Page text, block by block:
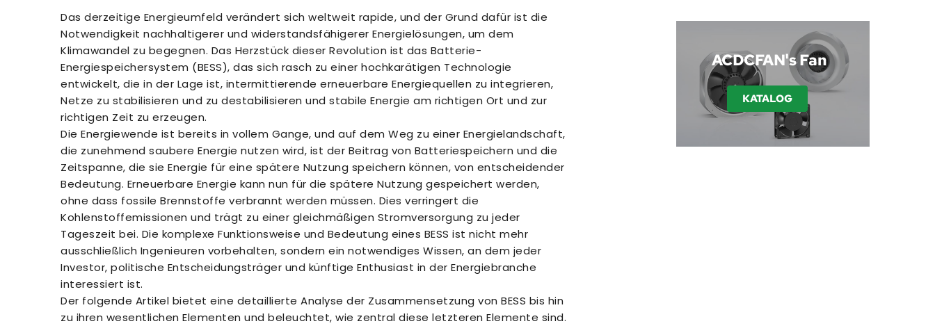
Das derzeitige Energieumfeld verändert sich weltweit rapide, und der Grund dafür ist die
Notwendigkeit nachhaltigerer und widerstandsfähigerer Energielösungen, um dem
Klimawandel zu begegnen. Das Herzstück dieser Revolution ist das Batterie-
Energiespeichersystem (BESS), das sich rasch zu einer hochkarätigen Technologie
entwickelt, die in der Lage ist, intermittierende erneuerbare Energiequellen zu integrieren,
Netze zu stabilisieren und zu destabilisieren und stabile Energie am richtigen Ort und zur
richtigen Zeit zu erzeugen.
Die Energiewende ist bereits in vollem Gange, und auf dem Weg zu einer Energielandschaft,
die zunehmend saubere Energie nutzen wird, ist der Beitrag von Batteriespeichern und die
Zeitspanne, die sie Energie für eine spätere Nutzung speichern können, von entscheidender
Bedeutung. Erneuerbare Energie kann nun für die spätere Nutzung gespeichert werden,
ohne dass fossile Brennstoffe verbrannt werden müssen. Dies verringert die
Kohlenstoffemissionen und trägt zu einer gleichmäßigen Stromversorgung zu jeder
Tageszeit bei. Die komplexe Funktionsweise und Bedeutung eines BESS ist nicht mehr
ausschließlich Ingenieuren vorbehalten, sondern ein notwendiges Wissen, an dem jeder
Investor, politische Entscheidungsträger und künftige Enthusiast in der Energiebranche
interessiert ist.
Der folgende Artikel bietet eine detaillierte Analyse der Zusammensetzung von BESS bis hin
zu ihren wesentlichen Elementen und beleuchtet, wie zentral diese letzteren Elemente sind.
ACDCFAN's Fan
KATALOG